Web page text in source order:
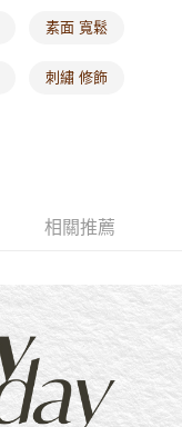
查看運費
素面 寬鬆
刺繡 修飾
相關推薦